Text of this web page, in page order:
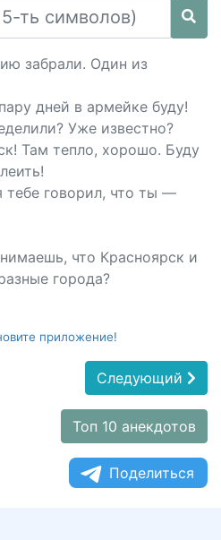
забрали. Один из
дней в армейке буду!
Уже известно?
Там тепло, хорошо. Буду
говорил, что ты —
что Красноярск и
города?
приложение!
Следующий
Топ 10 анекдотов
Поделиться